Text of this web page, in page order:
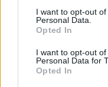
I want to opt-out
Personal Data.
Opted In
I want to opt-out
Personal Data for
Opted In
KEDVES
A keresett cikk a
tartozik, melynek
regisztrációhoz